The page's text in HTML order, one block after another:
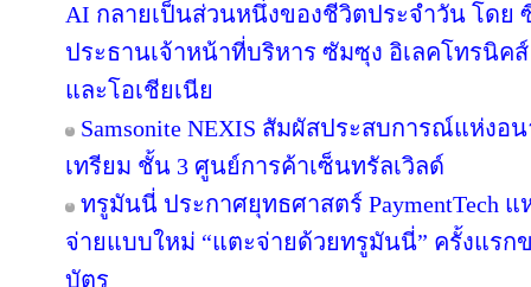
AI กลายเป็นส่วนหนึ่งของชีวิตประจำวัน โดย
ประธานเจ้าหน้าที่บริหาร ซัมซุง อิเลคโทรนิค
และโอเชียเนีย
Samsonite NEXIS สัมผัสประสบการณ์แห่ง
เทรียม ชั้น 3 ศูนย์การค้าเซ็นทรัลเวิลด์
ทรูมันนี่ ประกาศยุทธศาสตร์ PaymentTech
จ่ายแบบใหม่ “แตะจ่ายด้วยทรูมันนี่” ครั้งแรก
บัตร